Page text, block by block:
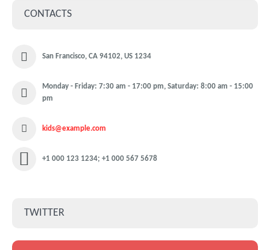
CONTACTS
San Francisco, CA 94102, US 1234
Monday - Friday: 7:30 am - 17:00 pm, Saturday: 8:00 am - 15:00
pm
kids@example.com
+1 000 123 1234; +1 000 567 5678
TWITTER